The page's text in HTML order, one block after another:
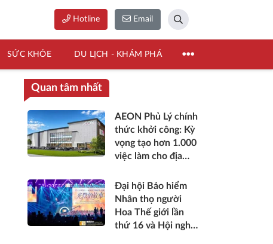
Hotline Email
SỨC KHỎE DU LỊCH - KHÁM PHÁ
Quan tâm nhất
AEON Phủ Lý chính
thức khởi công: Kỳ
vọng tạo hơn 1.000
việc làm cho địa
Đại hội Bảo hiểm
Nhân thọ người
Hoa Thế giới lần
thứ 16 và Hội nghị